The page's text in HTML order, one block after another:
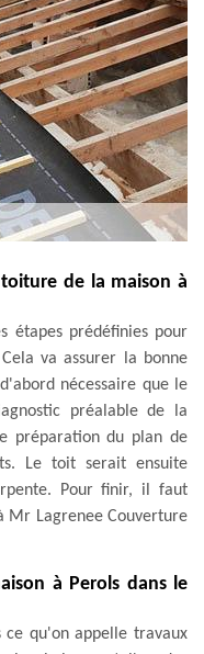
de la maison à
étapes prédéfinies pour
va assurer la bonne
nécessaire que le
préalable de la
préparation du plan de
Le toit serait ensuite
Pour finir, il faut
Mr Lagrenee Couverture
à Perols dans le
ce qu'on appelle travaux